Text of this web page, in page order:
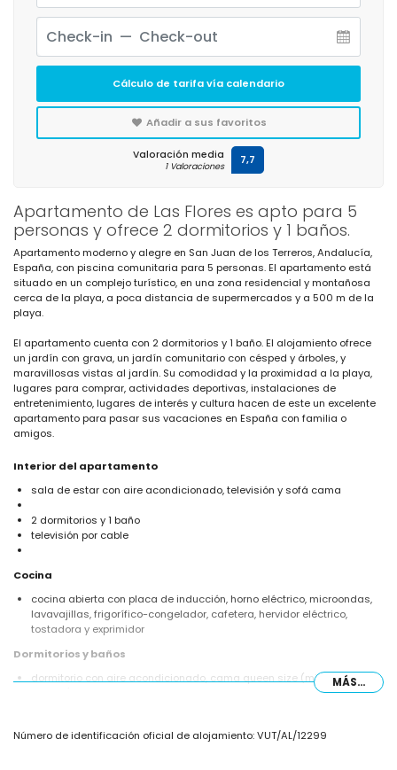
Apartamento de Las Flores es apto para 5
personas y ofrece 2 dormitorios y 1 baños.
Apartamento moderno y alegre en San Juan de los Terreros, Andalucía,
España, con piscina comunitaria para 5 personas. El apartamento está
situado en un complejo turístico, en una zona residencial y montañosa
cerca de la playa, a poca distancia de supermercados y a 500 m de la
playa.
El apartamento cuenta con 2 dormitorios y 1 baño. El alojamiento ofrece
un jardín con grava, un jardín comunitario con césped y árboles, y
maravillosas vistas al jardín. Su comodidad y la proximidad a la playa,
lugares para comprar, actividades deportivas, instalaciones de
entretenimiento, lugares de interés y cultura hacen de este un excelente
apartamento para pasar sus vacaciones en España con familia o
amigos.
Interior del apartamento
sala de estar con aire acondicionado, televisión y sofá cama
2 dormitorios y 1 baño
televisión por cable
Cocina
cocina abierta con placa de inducción, horno eléctrico, microondas,
lavavajillas, frigorífico-congelador, cafetera, hervidor eléctrico,
tostadora y exprimidor
Dormitorios y baños
dormitorio con aire acondicionado, cama queen size (mide 200 por
baño en suite con lavabo individual, ducha, inodoro y secador de pelo
MÁS...
Número de identificación oficial de alojamiento: VUT/AL/12299
Cálculo de tarifa vía calendario
Añadir a sus favoritos
Valoración media
1 Valoraciones 7,7